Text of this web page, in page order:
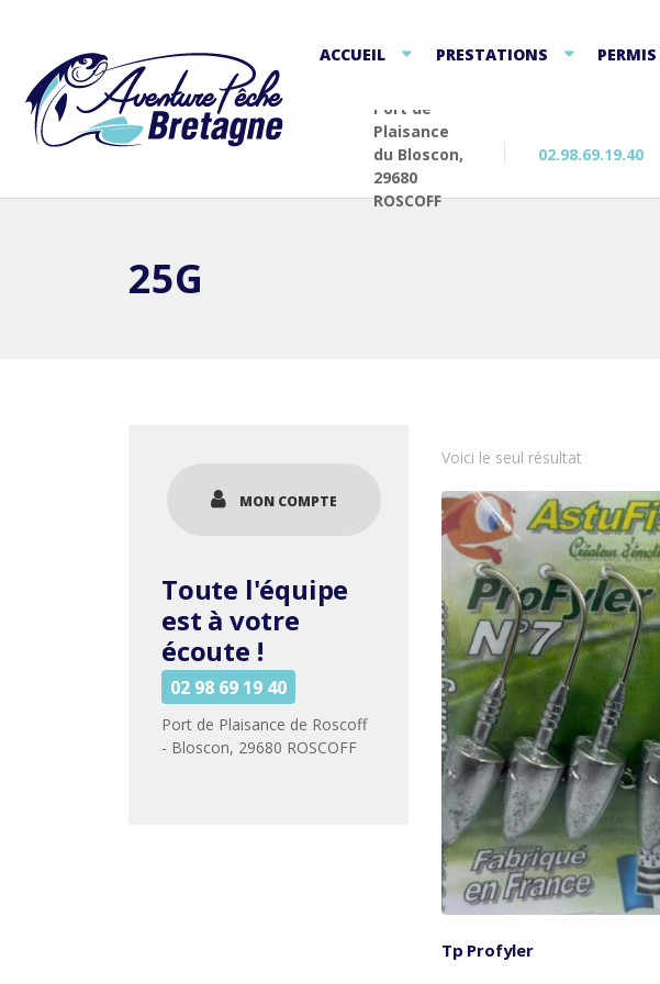
ACCUEIL PRESTATIONS
Port de
Plaisance
du Bloscon,
29680
ROSCOFF
02.98.69.19.40
25G
Voici le seul résultat
Tp Profyler
MON COMPTE
Toute l'équipe
est à votre
écoute !
02 98 69 19 40
Port de Plaisance de Roscoff
- Bloscon, 29680 ROSCOFF